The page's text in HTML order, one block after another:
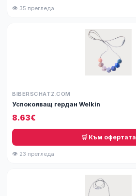
👁 35 прегледа
BIBERSCHATZ.COM
Успокояващ гердан Welkin
8.63€
🛒 Към офертата
👁 23 прегледа